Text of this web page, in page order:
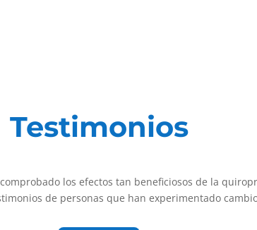
Testimonios
los efectos tan beneficiosos de la
de personas que han experimentado